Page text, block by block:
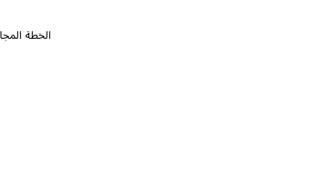
الخطة المجانية ٠